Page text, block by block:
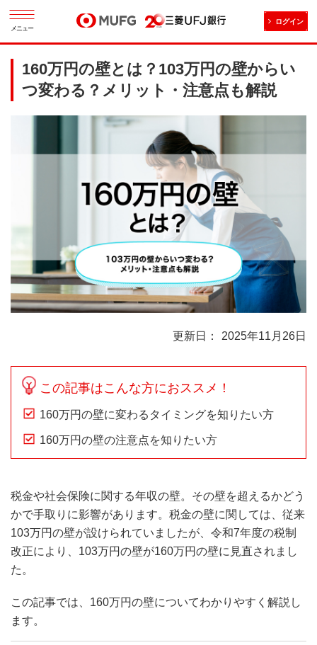
メニュー
ログイン
160万円の壁とは？103万円の壁からい
つ変わる？メリット・注意点も解説
2025年11月26日
この記事はこんな方におススメ！
160万円の壁に変わるタイミングを知りたい方
160万円の壁の注意点を知りたい方
税金や社会保険に関する年収の壁。その壁を超えるかどう
かで手取りに影響があります。税金の壁に関しては、従来
103万円の壁が設けられていましたが、令和7年度の税制
改正により、103万円の壁が160万円の壁に見直されまし
た。
この記事では、160万円の壁についてわかりやすく解説し
ます。